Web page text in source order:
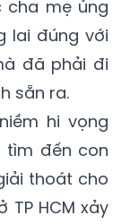
cha mẹ ủng
lai đúng với
đã phải đi
sẵn ra.
hi vọng
tìm đến con
thoát cho
TP HCM xảy